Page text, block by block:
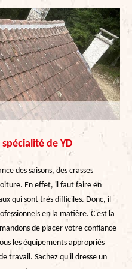
de YD
des saisons, des crasses
En effet, il faut faire en
qui sont très difficiles. Donc, il
en la matière. C'est la
de placer votre confiance
les équipements appropriés
travail. Sachez qu'il dresse un